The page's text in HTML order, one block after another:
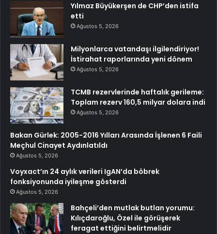
Yılmaz Büyükerşen de CHP’den istifa
etti
Ağustos 5, 2026
Milyonlarca vatandaşı ilgilendiriyor!
İstirahat raporlarında yeni dönem
Ağustos 5, 2026
TCMB rezervlerinde haftalık gerileme:
Toplam rezerv 160,5 milyar dolara indi
Ağustos 5, 2026
Bakan Gürlek: 2005-2016 Yılları Arasında İşlenen 6 Faili
Meçhul Cinayet Aydınlatıldı
Ağustos 5, 2026
Voyxact’ın 24 aylık verileri IgAN’da böbrek
fonksiyonunda iyileşme gösterdi
Ağustos 5, 2026
Bahçeli’den mutlak butlan yorumu:
Kılıçdaroğlu, Özel ile görüşerek
feragat ettiğini belirtmelidir